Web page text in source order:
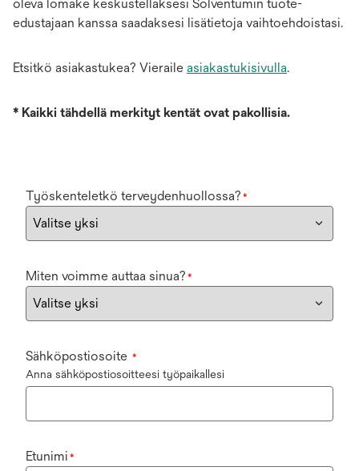
oleva lomake keskustellaksesi Solventumin tuote-
edustajaan kanssa saadaksesi lisätietoja vaihtoehdoistasi.
Etsitkö asiakastukea? Vieraile asiakastukisivulla.
* Kaikki tähdellä merkityt kentät ovat pakollisia.
Työskenteletkö terveydenhuollossa? *
Miten voimme auttaa sinua? *
Sähköpostiosoite *
Anna sähköpostiosoitteesi työpaikallesi
Etunimi *